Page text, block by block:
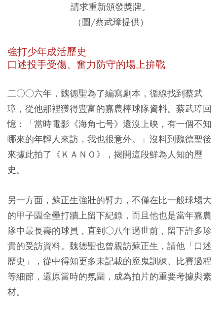
請求重新頒發獎牌。
（圖/蔡武璋提供）
強打少年成活歷史
口述投手受傷、奮力防守的場上拚戰
二○○六年，魏德聖為了編寫劇本，循線找到蔡武
璋，從他那裡獲得豐富的嘉農棒球隊資料。蔡武璋回
憶：「當時電影《海角七号》還沒上映，有一個不知
哪來的年輕人來訪，我也很意外。」沒料到魏德聖後
來據此拍了《ＫＡＮＯ》，揭開這段鮮為人知的歷
史。
另一方面，蘇正生強壯的臂力，不僅在比一般球場大
的甲子園全壘打牆上留下紀錄，而且他也是當年嘉農
隊中最長壽的球員，直到○八年過世前，留下許多珍
貴的受訪資料。魏德聖也曾親訪蘇正生，請他「口述
歷史」，從中得知更多未記載的魔鬼訓練、比賽過程
等細節，還原當時的氛圍，成為拍片的重要考據與素
材。